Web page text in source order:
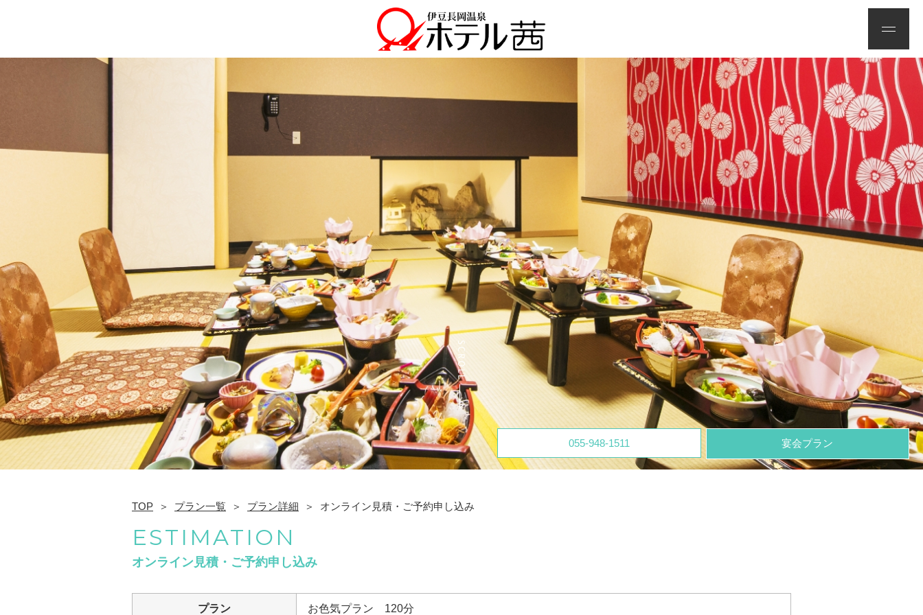
055-948-1511 宴会プラン
TOP プラン一覧 プラン詳細 オンライン見積・ご予約申し込み
ESTIMATION
オンライン見積・ご予約申し込み
プラン お色気プラン 120分